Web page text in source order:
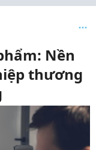
Nền
thương